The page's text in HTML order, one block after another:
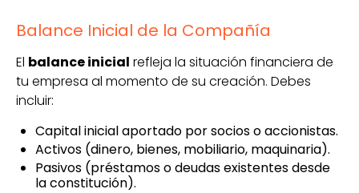
Balance Inicial de la Compañía
El balance inicial refleja la situación financiera de
tu empresa al momento de su creación. Debes
incluir:
Capital inicial aportado por socios o accionistas.
Activos (dinero, bienes, mobiliario, maquinaria).
Pasivos (préstamos o deudas existentes desde
la constitución).